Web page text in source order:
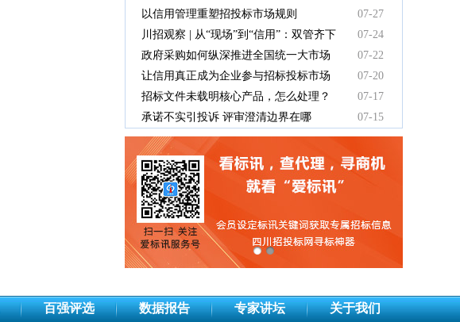
以信用管理重塑招投标市场规则
07-27
川招观察 | 从“现场”到“信用”：双管齐下
重塑招投标新秩序
07-24
政府采购如何纵深推进全国统一大市场
建设
07-22
让信用真正成为企业参与招标投标市场
竞争的“通行证”
07-20
招标文件未载明核心产品，怎么处理？
07-17
承诺不实引投诉 评审澄清边界在哪
07-15
百强评选 数据报告 专家讲坛 关于我们